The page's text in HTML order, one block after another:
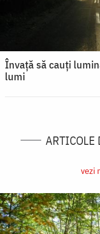
Învață să cauți
lumi
ARTICOLE
vezi